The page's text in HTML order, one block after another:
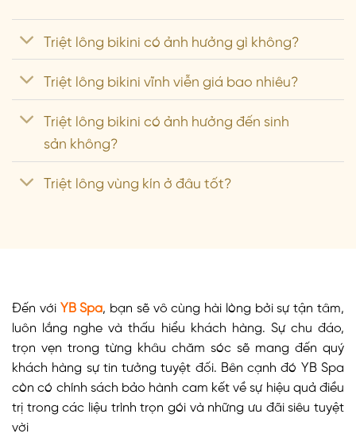
Triệt lông bikini có ảnh hưởng gì không?
Triệt lông bikini vĩnh viễn giá bao nhiêu?
Triệt lông bikini có ảnh hưởng đến sinh
sản không?
Triệt lông vùng kín ở đâu tốt?
Đến với YB Spa , bạn sẽ vô cùng hài lòng bởi sự tận tâm,
luôn lắng nghe và thấu hiểu khách hàng. Sự chu đáo,
trọn vẹn trong từng khâu chăm sóc sẽ mang đến quý
khách hàng sự tin tưởng tuyệt đối. Bên cạnh đó YB Spa
còn có chính sách bảo hành cam kết về sự hiệu quả điều
trị trong các liệu trình trọn gói và những ưu đãi siêu tuyệt
vời